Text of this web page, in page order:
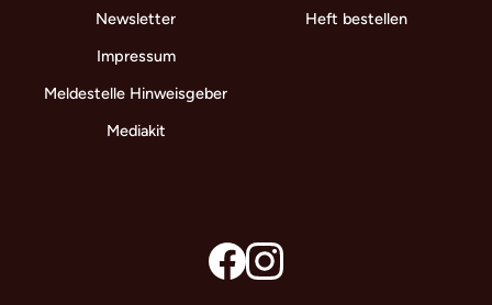
Newsletter
Impressum
Meldestelle Hinweisgeber
Mediakit
Heft bestellen